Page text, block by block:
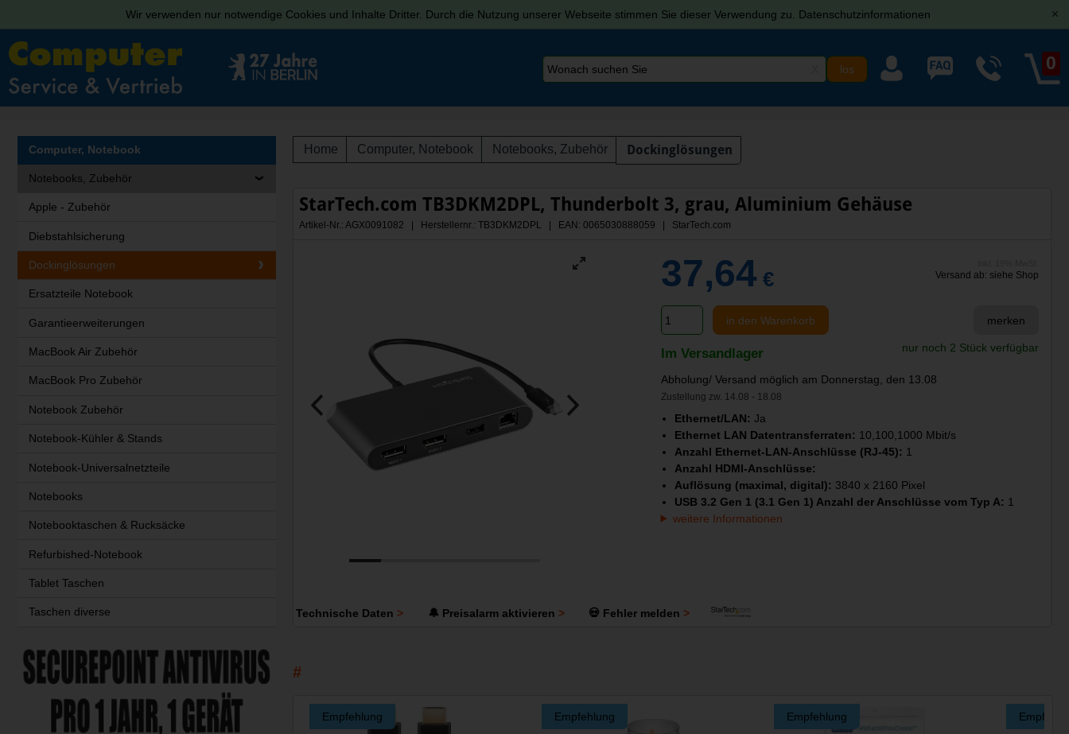
Wir verwenden nur notwendige Cookies und Inhalte Dritter. Durch die Nutzung unserer Webseite stimmen Sie dieser Verwendung zu. Datenschutzinformationen [x]
0
Home Computer, Notebook Notebooks, Zubehör Dockinglösungen
StarTech.com TB3DKM2DPL, Thunderbolt 3, grau, Aluminium Gehäuse
Artikel-Nr.: AGX0091082 | Herstellernr.: TB3DKM2DPL | EAN: 0065030888059 | StarTech.com
37,64 € Versand ab: siehe Shop
in den Warenkorb merken
Im Versandlager nur noch 2 Stück verfügbar
Abholung/ Versand möglich am Donnerstag, den 13.08
Zustellung zw. 14.08 - 18.08
Ethernet/LAN: Ja
Ethernet LAN Datentransferraten: 10,100,1000 Mbit/s
Anzahl Ethernet-LAN-Anschlüsse (RJ-45): 1
Anzahl HDMI-Anschlüsse:
Auflösung (maximal, digital): 3840 x 2160 Pixel
USB 3.2 Gen 1 (3.1 Gen 1) Anzahl der Anschlüsse vom Typ A: 1
weitere Informationen
Technische Daten 🔔 Preisalarm aktivieren 💀 Fehler melden
Empfehlung Empfehlung Empfehlung
Computer, Notebook
Notebooks, Zubehör
Apple - Zubehör
Diebstahlsicherung
Dockinglösungen
Ersatzteile Notebook
Garantieerweiterungen
MacBook Air Zubehör
MacBook Pro Zubehör
Notebook Zubehör
Notebook-Kühler & Stands
Notebook-Universalnetzteile
Notebooks
Notebooktaschen & Rucksäcke
Refurbished-Notebook
Tablet Taschen
Taschen diverse